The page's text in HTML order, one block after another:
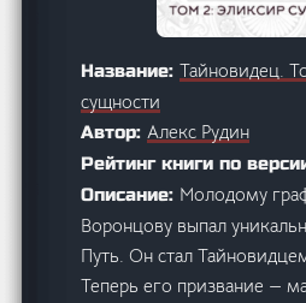
Название:Тайновидец.
сущности
Автор:Алекс Рудин
Рейтинг книги по
Описание: Молодому
Воронцову выпал
Путь. Он стал
Теперь его призвание —